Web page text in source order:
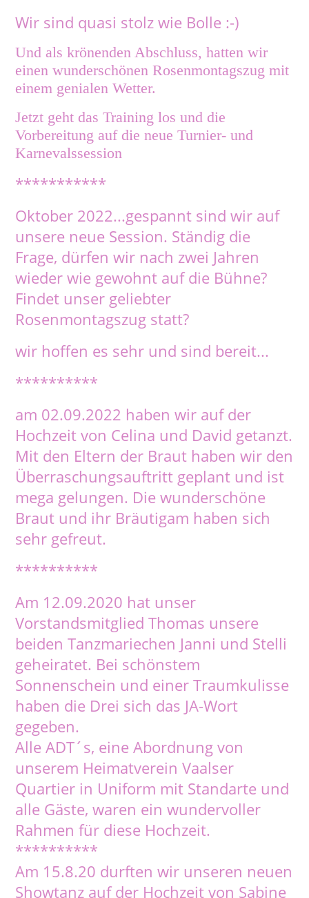
Wir sind quasi stolz wie Bolle :-)
Und als krönenden Abschluss, hatten wir
einen wunderschönen Rosenmontagszug mit
einem genialen Wetter.
Jetzt geht das Training los und die
Vorbereitung auf die neue Turnier- und
Karnevalssession
***********
Oktober 2022...gespannt sind wir auf
unsere neue Session. Ständig die
Frage, dürfen wir nach zwei Jahren
wieder wie gewohnt auf die Bühne?
Findet unser geliebter
Rosenmontagszug statt?
wir hoffen es sehr und sind bereit...
**********
am 02.09.2022 haben wir auf der
Hochzeit von Celina und David getanzt.
Mit den Eltern der Braut haben wir den
Überraschungsauftritt geplant und ist
mega gelungen. Die wunderschöne
Braut und ihr Bräutigam haben sich
sehr gefreut.
**********
Am 12.09.2020 hat unser
Vorstandsmitglied Thomas unsere
beiden Tanzmariechen Janni und Stelli
geheiratet. Bei schönstem
Sonnenschein und einer Traumkulisse
haben die Drei sich das JA-Wort
gegeben.
Alle ADT´s, eine Abordnung von
unserem Heimatverein Vaalser
Quartier in Uniform mit Standarte und
alle Gäste, waren ein wundervoller
Rahmen für diese Hochzeit.
**********
Am 15.8.20 durften wir unseren neuen
Showtanz auf der Hochzeit von Sabine